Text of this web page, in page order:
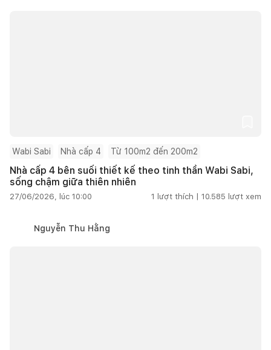
Wabi Sabi Nhà cấp 4 Từ 100m2 đến 200m2
Nhà cấp 4 bên suối thiết kế theo tinh thần Wabi Sabi,
sống chậm giữa thiên nhiên
27/06/2026, lúc 10:00 1 lượt thích | 10.585 lượt xem
Nguyễn Thu Hằng